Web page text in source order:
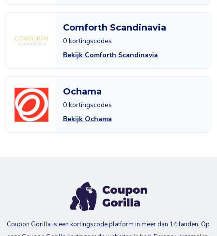
Comforth Scandinavia
0 kortingscodes
Bekijk Comforth Scandinavia
Ochama
0 kortingscodes
Bekijk Ochama
Coupon Gorilla is een kortingscode platform in meer dan 14 landen. Op